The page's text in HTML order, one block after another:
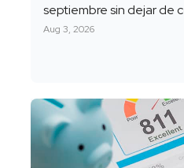
septiembre sin dejar de
Aug 3, 2026